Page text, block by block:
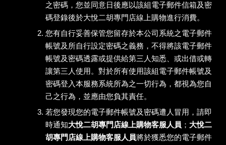
之密碼，您並同意日後應以該組電子郵件信箱及密
碼登錄後於大悅二胡專門店線上購物進行消費。
您有自行妥善保管您留存於本公司系統之電子郵件
帳號及所自行設定密碼之義務，不得將該電子郵件
帳號及密碼透露或提供給第三人知悉、或出借或轉
讓第三人使用。對於所有使用該組電子郵件帳號及
密碼登入本服務系統所為之一切行為，都視為您自
己之行為，並應由您負其責任。
若您發現您的電子郵件帳號及密碼遭人冒用，請即
時通知大悅二胡專門店線上購物客服人員 ； 大悅二
胡專門店線上購物客服人員將於獲悉您的電子郵件